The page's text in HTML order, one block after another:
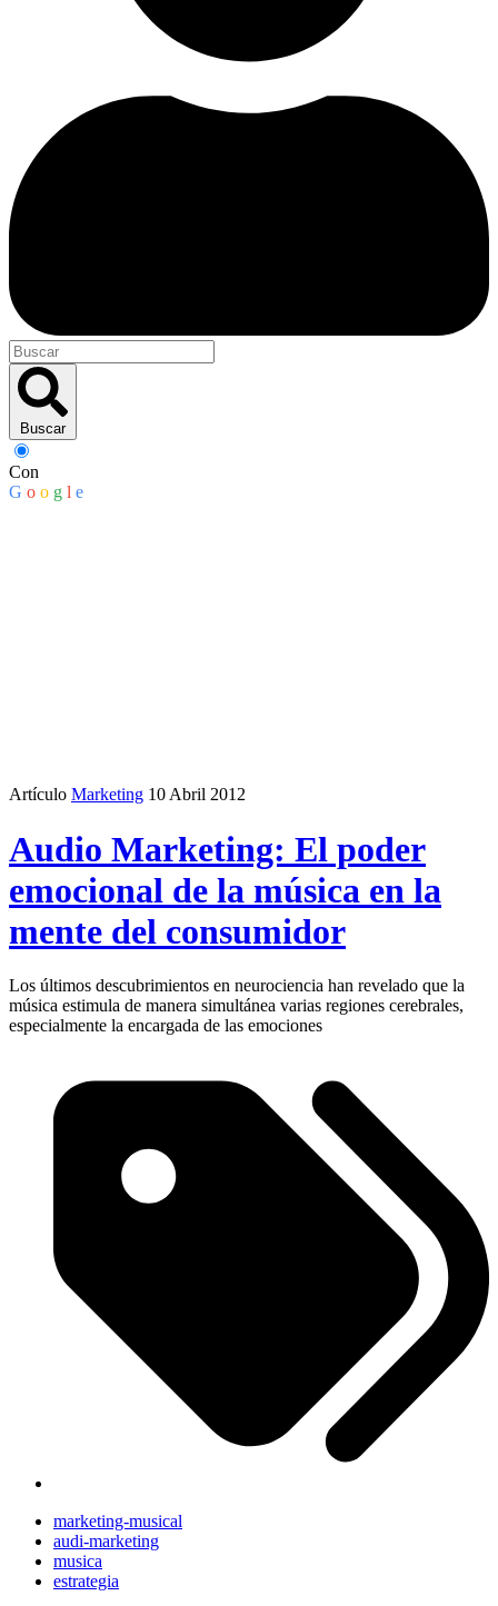
Buscar
Con
G o o g l e
Artículo Marketing 10 Abril 2012
Audio Marketing: El poder
emocional de la música en la
mente del consumidor
Los últimos descubrimientos en neurociencia han revelado que la
música estimula de manera simultánea varias regiones cerebrales,
especialmente la encargada de las emociones
marketing-musical
audi-marketing
musica
estrategia